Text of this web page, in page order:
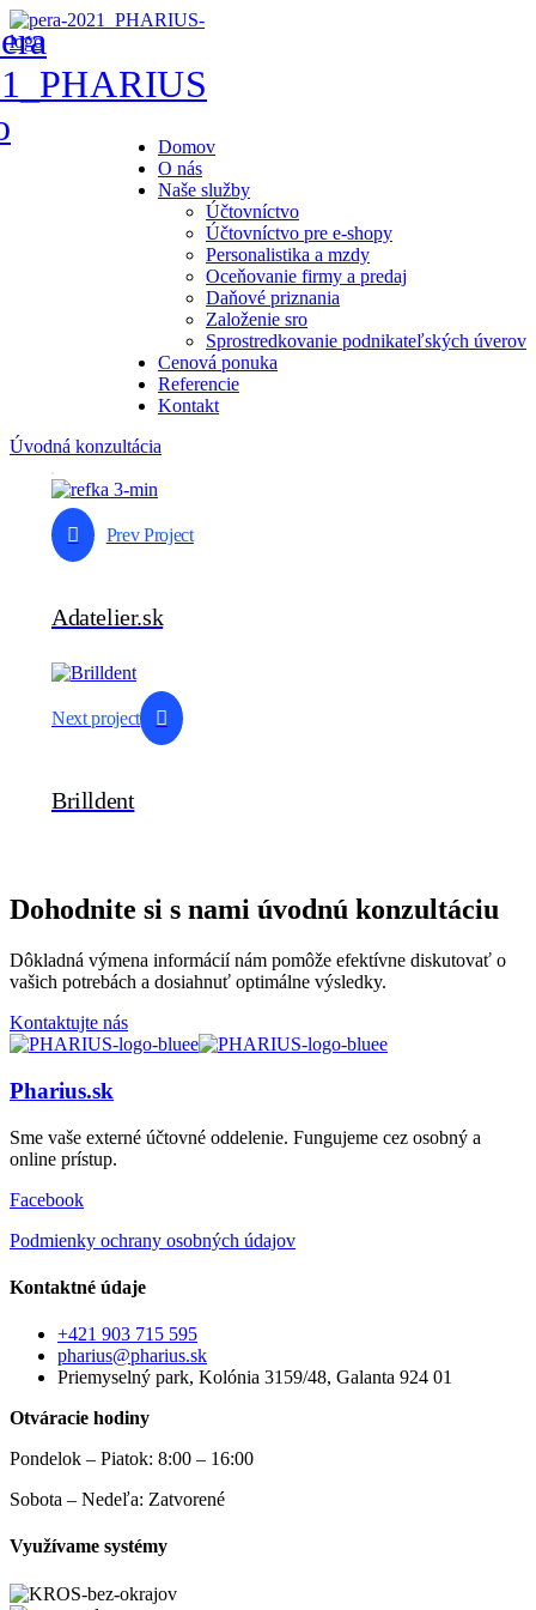
Domov
O nás
Naše služby
Účtovníctvo
Účtovníctvo pre e-shopy
Personalistika a mzdy
Oceňovanie firmy a predaj
Daňové priznania
Založenie sro
Sprostredkovanie podnikateľských úverov
Cenová ponuka
Referencie
Kontakt
Úvodná konzultácia
Prev Project
Adatelier.sk
Next project
Brilldent
Dohodnite si s nami úvodnú konzultáciu
Dôkladná výmena informácií nám pomôže efektívne diskutovať o
vašich potrebách a dosiahnuť optimálne výsledky.
Kontaktujte nás
Pharius.sk
Sme vaše externé účtovné oddelenie. Fungujeme cez osobný a
online prístup.
Facebook
Podmienky ochrany osobných údajov
Kontaktné údaje
+421 903 715 595
pharius@pharius.sk
Priemyselný park, Kolónia 3159/48, Galanta 924 01
Otváracie hodiny
Pondelok – Piatok: 8:00 – 16:00
Sobota – Nedeľa: Zatvorené
Využívame systémy